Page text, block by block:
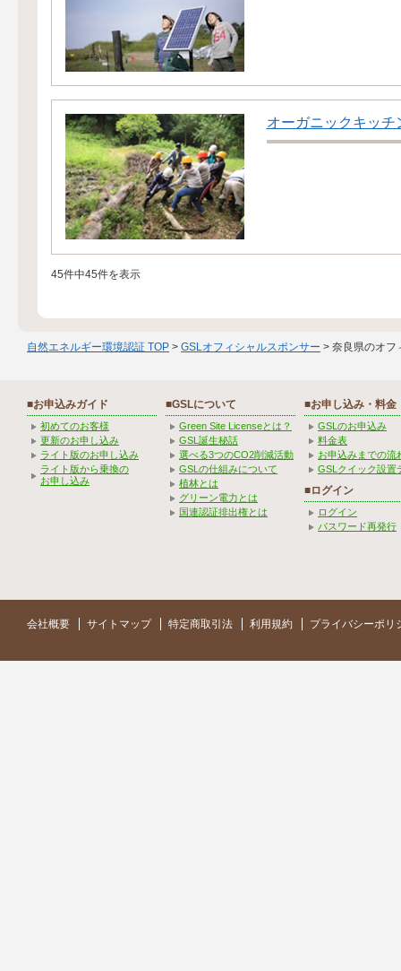
オーガニックキッチ
45件中45件を表示
自然エネルギー環境認証 TOP > GSLオフィシャルスポンサー > 奈良県のオフ
■お申込みガイド
初めてのお客様
更新のお申し込み
ライト版のお申し込み
ライト版から乗換の
お申し込み
■GSLについて
Green Site Licenseとは？
GSL誕生秘話
選べる3つのCO2削減活動
GSLの仕組みについて
植林とは
グリーン電力とは
国連認証排出権とは
■お申し込み・料金
GSLのお申込み
料金表
お申込みまでの流
GSLクイック設置
■ログイン
ログイン
パスワード再発行
会社概要 サイトマップ 特定商取引法 利用規約 プライバシーポリ